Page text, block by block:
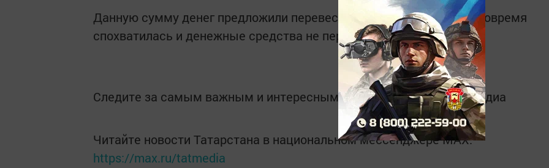
Данную сумму денег предложили перевести на карту, но девушка вовремя
спохватилась и денежные средства не перевела.
Следите за самым важным и интересным вTelegram-каналеТатмедиа
Читайте новости Татарстана в национальном мессенджере MАХ:
https://max.ru/tatmedia